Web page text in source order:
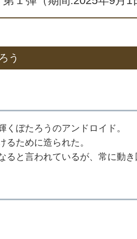
う
くぼたろうのアンドロイド。
るために造られた。
ると言われているが、常に動